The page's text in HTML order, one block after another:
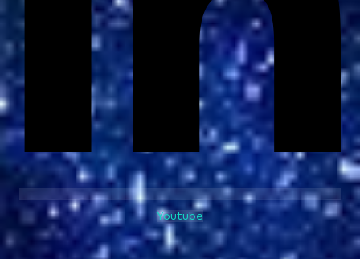
Youtube